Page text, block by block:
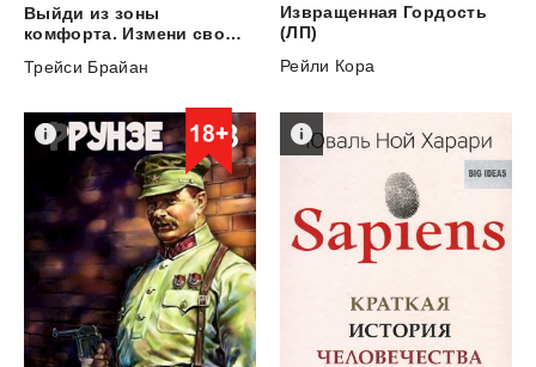
Выйди из зоны
комфорта. Измени свою жизнь. 21 метод повышения личной эффективности
Трейси Брайан
Извращенная Гордость
(ЛП)
Рейли Кора